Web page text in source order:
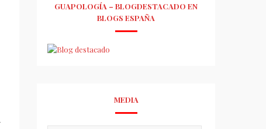
GUAPOLOGÍA – BLOGDESTACADO EN
BLOGS ESPAÑA
MEDIA